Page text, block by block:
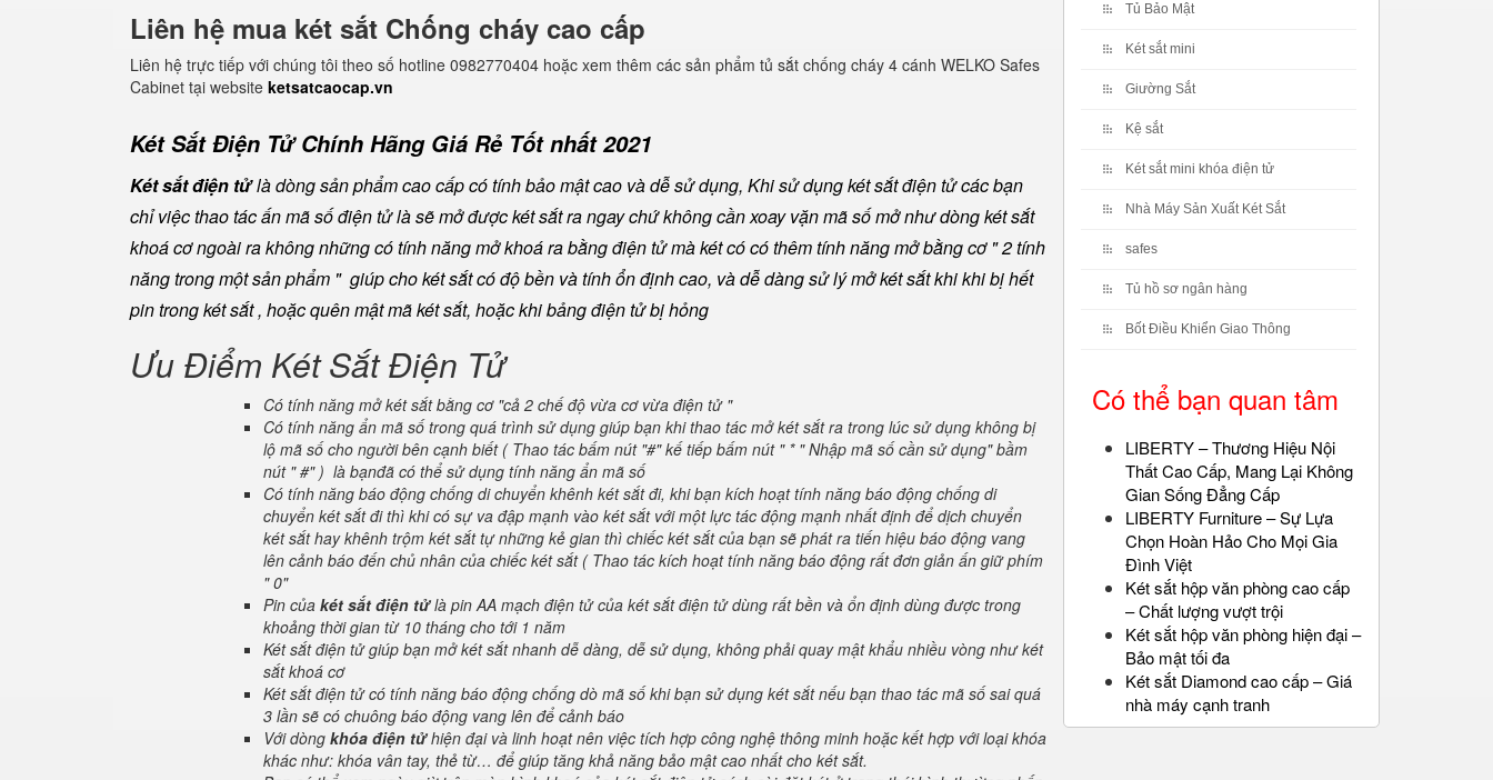
Liên hệ mua két sắt Chống cháy cao cấp
Liên hệ trực tiếp với chúng tôi theo số hotline 0982770404 hoặc xem thêm các sản phẩm tủ sắt chống cháy 4 cánh WELKO Safes
Cabinet tại website ketsatcaocap.vn
Két Sắt Điện Tử Chính Hãng Giá Rẻ Tốt nhất 2021
Két sắt điện tửlà dòng sản phẩm cao cấp có tính bảo mật cao và dễ sử dụng, Khi sử dụng két sắt điện tử các bạn
chỉ việc thao tác ấn mã số điện tử là sẽ mở được két sắt ra ngay chứ không cần xoay vặn mã số mở như dòng két sắt
khoá cơ ngoài ra không những có tính năng mở khoá ra bằng điện tử mà két có có thêm tính năng mở bằng cơ " 2 tính
năng trong một sản phẩm " giúp cho két sắt có độ bền và tính ổn định cao, và dễ dàng sử lý mở két sắt khi khi bị hết
pin trong két sắt , hoặc quên mật mã két sắt, hoặc khi bảng điện tử bị hỏng
Ưu Điểm Két Sắt Điện Tử
Có tính năng mở két sắt bằng cơ "cả 2 chế độ vừa cơ vừa điện tử "
Có tính năng ẩn mã số trong quá trình sử dụng giúp bạn khi thao tác mở két sắt ra trong lúc sử dụng không bị
lộ mã số cho người bên cạnh biết ( Thao tác bấm nút "#" kế tiếp bấm nút " * " Nhập mã số cần sử dụng" bầm
nút " #" ) là bạnđã có thể sử dụng tính năng ẩn mã số
Có tính năng báo động chống di chuyển khênh két sắt đi, khi bạn kích hoạt tính năng báo động chống di
chuyển két sắt đi thì khi có sự va đập mạnh vào két sắt với một lực tác động mạnh nhất định để dịch chuyển
két sắt hay khênh trộm két sắt tự những kẻ gian thì chiếc két sắt của bạn sẽ phát ra tiến hiệu báo động vang
lên cảnh báo đến chủ nhân của chiếc két sắt ( Thao tác kích hoạt tính năng báo động rất đơn giản ấn giữ phím
" 0"
Pin của két sắt điện tửlà pin AA mạch điện tử của két sắt điện tử dùng rất bền và ổn định dùng được trong
khoảng thời gian từ 10 tháng cho tới 1 năm
Két sắt điện tử giúp bạn mở két sắt nhanh dễ dàng, dễ sử dụng, không phải quay mật khẩu nhiều vòng như két
sắt khoá cơ
Két sắt điện tử có tính năng báo động chống dò mã số khi bạn sử dụng két sắt nếu bạn thao tác mã số sai quá
3 lần sẽ có chuông báo động vang lên để cảnh báo
Với dòng khóa điện tửhiện đại và linh hoạt nên việc tích hợp công nghệ thông minh hoặc kết hợp với loại khóa
khác như: khóa vân tay, thẻ từ… để giúp tăng khả năng bảo mật cao nhất cho két sắt.
Tủ Bảo Mật
Két sắt mini
Giường Sắt
Kệ sắt
Két sắt mini khóa điện tử
Nhà Máy Sản Xuất Két Sắt
safes
Tủ hồ sơ ngân hàng
Bốt Điều Khiển Giao Thông
Có thể bạn quan tâm
LIBERTY – Thương Hiệu Nội
Thất Cao Cấp, Mang Lại Không
Gian Sống Đẳng Cấp
LIBERTY Furniture – Sự Lựa
Chọn Hoàn Hảo Cho Mọi Gia
Đình Việt
Két sắt hộp văn phòng cao cấp
– Chất lượng vượt trội
Két sắt hộp văn phòng hiện đại –
Bảo mật tối đa
Két sắt Diamond cao cấp – Giá
nhà máy cạnh tranh